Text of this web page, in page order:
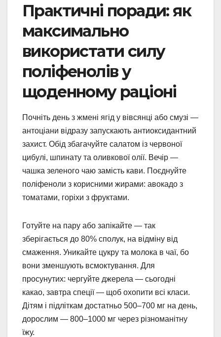
Практичні поради: як
максимально
використати силу
поліфенолів у
щоденному раціоні
Почніть день з жмені ягід у вівсянці або смузі —
антоціани відразу запускають антиоксидантний
захист. Обід збагачуйте салатом із червоної
цибулі, шпинату та оливкової олії. Вечір —
чашка зеленого чаю замість кави. Поєднуйте
поліфеноли з корисними жирами: авокадо з
томатами, горіхи з фруктами.
Готуйте на пару або запікайте — так
зберігається до 80% сполук, на відміну від
смаження. Уникайте цукру та молока в чаї, бо
вони зменшують всмоктування. Для
просунутих: чергуйте джерела — сьогодні
какао, завтра спеції — щоб охопити всі класи.
Дітям і підліткам достатньо 500–700 мг на день,
дорослим — 800–1000 мг через різноманітну
їжу.